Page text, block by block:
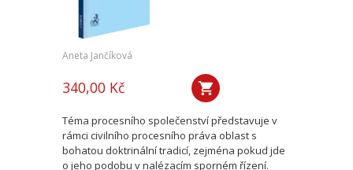
Aneta Jančíková
340,00 Kč
Téma procesního společenství představuje v
rámci civilního procesního práva oblast s
bohatou doktrinální tradicí, zejména pokud jde
o jeho podobu v nalézacím sporném řízení.